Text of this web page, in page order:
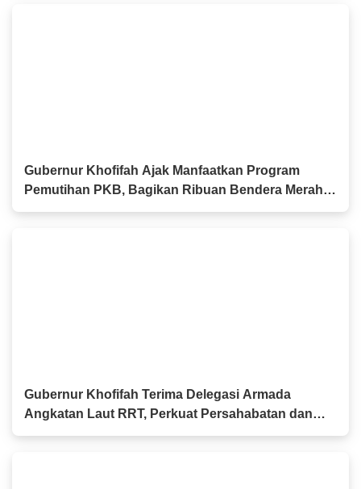
Gubernur Khofifah Ajak Manfaatkan Program
Pemutihan PKB, Bagikan Ribuan Bendera Merah
Putih dan Sembako kepada Ojol Malang
Gubernur Khofifah Terima Delegasi Armada
Angkatan Laut RRT, Perkuat Persahabatan dan
Kerja Sama Industri Perkapalan